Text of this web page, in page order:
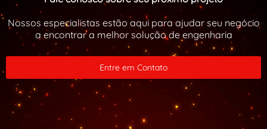
INSPEÇÃO INTERNA EM VASOS DE PRESSÃO
INSPEÇÃO VASOS DE PRESSÃO PREÇO
INSPEÇÃO VASOS DE PRESSÃO RIO DE JANEIRO
INSPEÇÃO VASOS DE PRESSÃO VALOR
ISOLAMENTO TERMICO CALDEIRA
ISOLAMENTO TERMICO PARA CALDEIRAS RJ
Nossos especialistas estão aqui para ajudar seu negócio
a encontrar a melhor solução de engenharia
Entre em Contato